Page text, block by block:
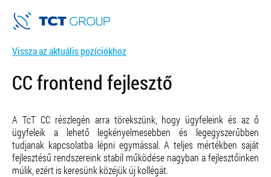
Vissza az aktuális pozíciókhoz
CC frontend fejlesztő
A TcT CC részlegén arra törekszünk, hogy ügyfeleink és az ő
ügyfeleik a lehető legkényelmesebben és legegyszerűbben
tudjanak kapcsolatba lépni egymással. A teljes mértékben saját
fejlesztésű rendszereink stabil működése nagyban a fejlesztőinken
múlik, ezért is keresünk közéjük új kollégát.